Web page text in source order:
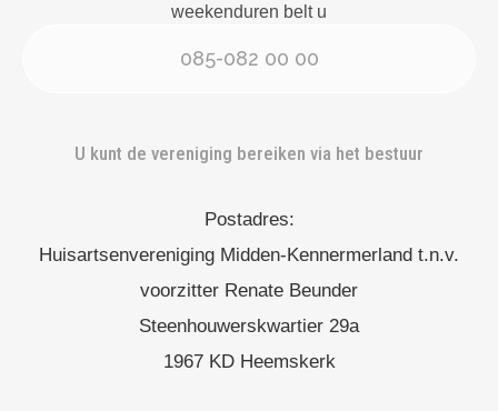
weekenduren belt u
085-082 00 00
U kunt de vereniging bereiken via het bestuur
Postadres:
Huisartsenvereniging Midden-Kennermerland t.n.v.
voorzitter Renate Beunder
Steenhouwerskwartier 29a
1967 KD Heemskerk